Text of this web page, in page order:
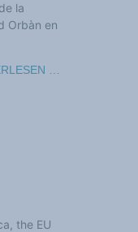
la
Orbàn en
…
the EU